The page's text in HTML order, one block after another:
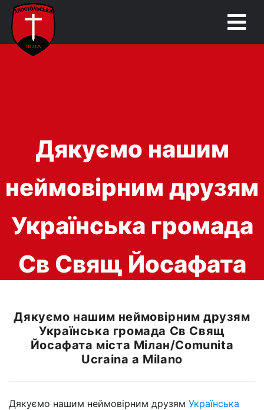
Дякуємо нашим
неймовірним друзям
Українська громада
Св Свящ Йосафата
Ucraina a Milano
Дякуємо нашим неймовірним друзям
Українська громада Св Свящ
Йосафата міста Мілан/Comunita
Ucraina a Milano
Дякуємо нашим неймовірним друзям Українська